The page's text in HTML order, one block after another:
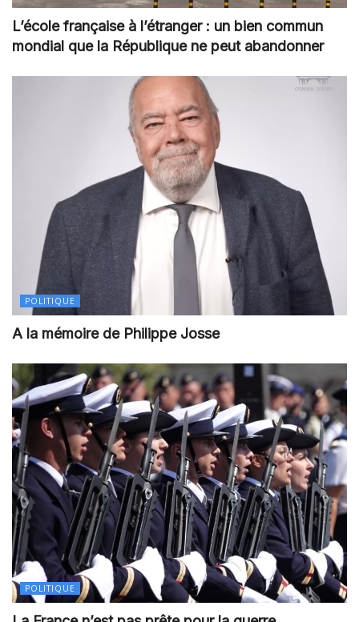
L’école française à l’étranger : un bien commun
mondial que la République ne peut abandonner
POLITIQUE
A la mémoire de Philippe Josse
POLITIQUE